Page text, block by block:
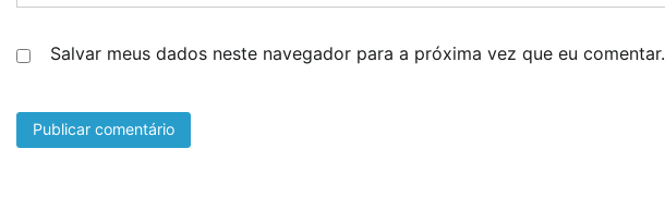
Salvar meus dados neste navegador para a próxima vez que eu comentar.